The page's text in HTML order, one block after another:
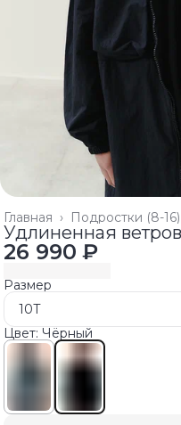
Подростки (8-16)
Главная ›
Удлиненная
26 990 ₽
Размер
10T
Цвет: Чёрный